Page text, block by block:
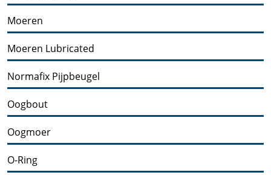
Moeren
Moeren Lubricated
Normafix Pijpbeugel
Oogbout
Oogmoer
O-Ring